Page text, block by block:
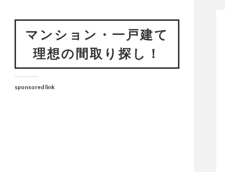
マンション・一戸建て
理想の間取り探し！
sponsored link